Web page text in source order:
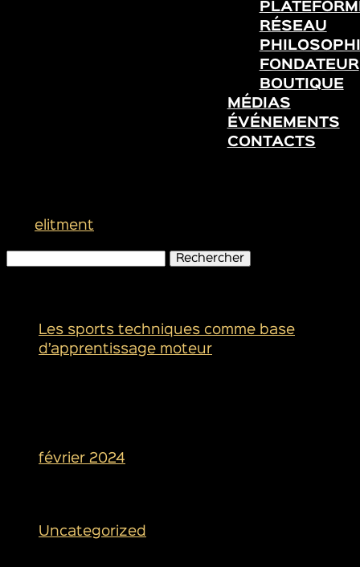
RÉSEAU
FONDATEUR
BOUTIQUE
MÉDIAS
ÉVÉNEMENTS
CONTACTS
elitment
Les sports techniques comme base
d’apprentissage moteur
février 2024
Uncategorized